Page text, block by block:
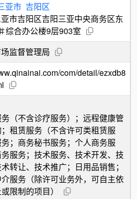
亚市 吉阳区
市吉阳区吉阳三亚中央商务区东
综合办公楼9层903室
监督管理局
com/detail/ezxdb8
（不含诊疗服务）；远程健康管
租赁服务（不含许可类租赁服
；商务秘书服务；个人商务服
服务；技术服务、技术开发、技
转让、技术推广；日用品销售；
服务（除许可业务外，可自主依
限制的项目）